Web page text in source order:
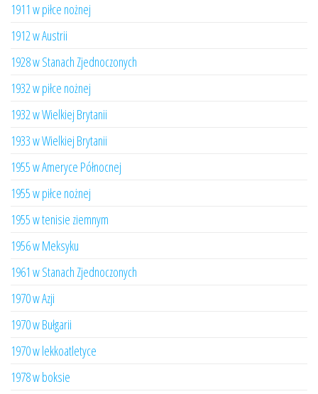
1911 w piłce nożnej
1912 w Austrii
1928 w Stanach Zjednoczonych
1932 w piłce nożnej
1932 w Wielkiej Brytanii
1933 w Wielkiej Brytanii
1955 w Ameryce Północnej
1955 w piłce nożnej
1955 w tenisie ziemnym
1956 w Meksyku
1961 w Stanach Zjednoczonych
1970 w Azji
1970 w Bułgarii
1970 w lekkoatletyce
1978 w boksie